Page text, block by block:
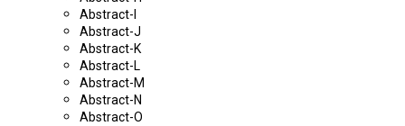
Abstract-I
Abstract-J
Abstract-K
Abstract-L
Abstract-M
Abstract-N
Abstract-O